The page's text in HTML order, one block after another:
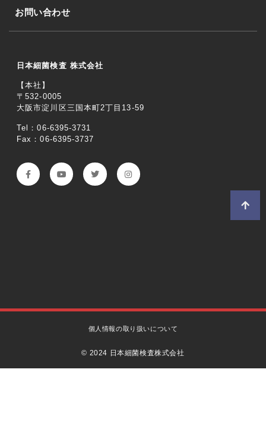
お問い合わせ
日本細菌検査 株式会社
【本社】
〒532-0005
大阪市淀川区三国本町2丁目13-59
Tel：06-6395-3731
Fax：06-6395-3737
© 2024 日本細菌検査株式会社
個人情報の取り扱いについて